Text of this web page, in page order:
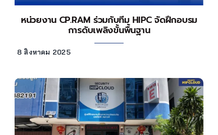
หน่วยงาน CP.RAM ร่วมกับทีม HIPC จัดฝึกอบรม
การดับเพลิงขั้นพื้นฐาน
8 สิงหาคม 2025